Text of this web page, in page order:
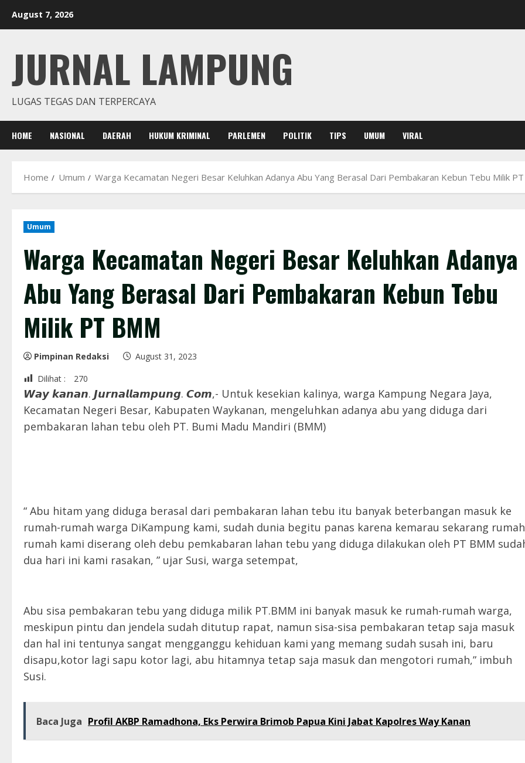
August 7, 2026
JURNAL LAMPUNG
LUGAS TEGAS DAN TERPERCAYA
HOME NASIONAL DAERAH HUKUM KRIMINAL PARLEMEN POLITIK TIPS UMUM VIRAL
Home Umum Warga Kecamatan Negeri Besar Keluhkan Adanya Abu Yang Berasal Dari Pembakaran Kebun Tebu Milik
Umum
Warga Kecamatan Negeri Besar Keluhkan Adanya
Abu Yang Berasal Dari Pembakaran Kebun Tebu
Milik PT BMM
Pimpinan Redaksi
August 31, 2023
Dilihat :
270
𝙒𝙖𝙮 𝙠𝙖𝙣𝙖𝙣. 𝙅𝙪𝙧𝙣𝙖𝙡𝙡𝙖𝙢𝙥𝙪𝙣𝙜. 𝘾𝙤𝙢,- Untuk kesekian kalinya, warga Kampung Negara Jaya,
Kecamatan Negeri Besar, Kabupaten Waykanan, mengeluhkan adanya abu yang diduga dari
pembakaran lahan tebu oleh PT. Bumi Madu Mandiri (BMM)
“ Abu hitam yang diduga berasal dari pembakaran lahan tebu itu banyak beterbangan masuk ke
rumah-rumah warga DiKampung kami, sudah dunia begitu panas karena kemarau sekarang rumah
rumah kami diserang oleh debu pemkabaran lahan tebu yang diduga dilakukan oleh PT BMM
dua hari ini kami rasakan, ” ujar Susi, warga setempat,
Abu sisa pembakaran tebu yang diduga milik PT.BMM ini banyak masuk ke rumah-rumah warga,
meskipun pintu dan jendela sudah ditutup rapat, namun sisa-sisa pembakaran tetap saja masuk
dan hal ini tentunya sangat mengganggu kehiduan kami yang memang sudah susah ini, baru
disapu,kotor lagi sapu kotor lagi, abu hitamnya tetap saja masuk dan mengotori rumah,” imbuh
Susi.
Baca Juga Profil AKBP Ramadhona, Eks Perwira Brimob Papua Kini Jabat Kapolres Way Kanan